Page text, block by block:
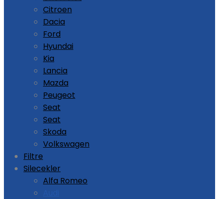
Citroen
Dacia
Ford
Hyundai
Kia
Lancia
Mazda
Peugeot
Seat
Seat
Skoda
Volkswagen
Filtre
Silecekler
Alfa Romeo